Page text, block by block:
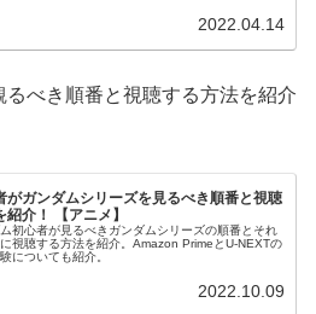
2022.04.14
るべき順番と視聴する方法を紹介
がガンダムシリーズを見るべき順番と視聴
紹介！ 【アニメ】
初心者が見るべきガンダムシリーズの順番とそれ
視聴する方法を紹介。Amazon PrimeとU-NEXTの
についても紹介。
2022.10.09